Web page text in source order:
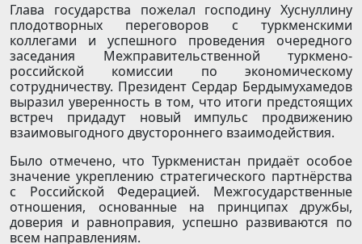
Глава государства пожелал господину Хуснуллину
плодотворных переговоров с туркменскими
коллегами и успешного проведения очередного
заседания Межправительственной туркмено-
российской комиссии по экономическому
сотрудничеству. Президент Сердар Бердымухамедов
выразил уверенность в том, что итоги предстоящих
встреч придадут новый импульс продвижению
взаимовыгодного двустороннего взаимодействия.
Было отмечено, что Туркменистан придаёт особое
значение укреплению стратегического партнёрства
с Российской Федерацией. Межгосударственные
отношения, основанные на принципах дружбы,
доверия и равноправия, успешно развиваются по
всем направлениям.